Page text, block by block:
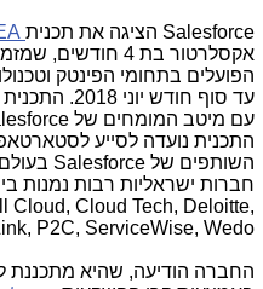
Salesforce הציגה את תכנית
אקסלרטור בת 4
הפועלים בתחומי הפינטק
עם מיטב המומחים של
התכנית נועדה לסייע
השותפים של Salesforce
חברות ישראליות רבות נמנות
Cloud, Cloud Tech, Deloitte,
P2C, ServiceWise, Wedo